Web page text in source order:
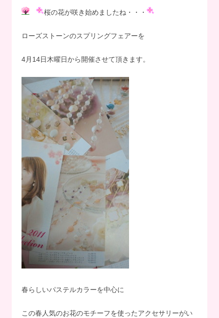
桜の花が咲き始めましたね・・・
ローズストーンのスプリングフェアーを
4月14日木曜日から開催させて頂きます。
春らしいパステルカラーを中心に
この春人気のお花のモチーフを使ったアクセサリーがい